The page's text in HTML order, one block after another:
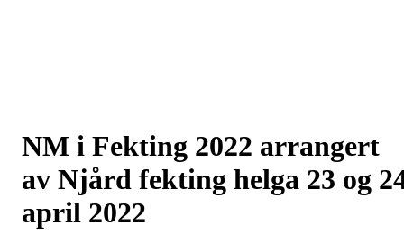
NM i Fekting 2022 arrangert
av Njård fekting helga 23 og
april 2022